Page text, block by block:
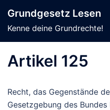
Inhalt
springen
Grundgesetz Lesen
Kenne deine Grundrechte!
Artikel 125
Recht, das Gegenstände
Gesetzgebung des